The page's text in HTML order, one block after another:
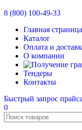
8 (800) 100-49-33
Главная страница
Каталог
Оплата и
О компании
Тендеры
Контакты
Быстрый запрос прайса
0